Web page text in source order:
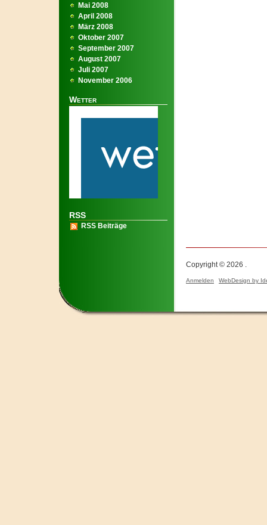
Mai 2008
April 2008
März 2008
Oktober 2007
September 2007
August 2007
Juli 2007
November 2006
Wetter
RSS
RSS Beiträge
Copyright © 2026 .
Anmelden WebDesign by